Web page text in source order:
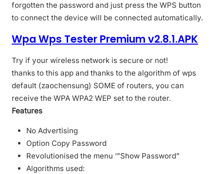
forgotten the password and just press the WPS button
to connect the device will be connected automatically.
Wpa Wps Tester Premium v2.8.1.APK
Try if your wireless network is secure or not!
thanks to this app and thanks to the algorithm of wps
default (zaochensung) SOME of routers, you can
receive the WPA WPA2 WEP set to the router.
Features
No Advertising
Option Copy Password
Revolutionised the menu ‘”Show Password”
Algorithms used: